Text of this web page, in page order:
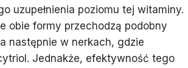
uzupełnienia poziomu tej witaminy.
obie formy przechodzą podobny
następnie w nerkach, gdzie
Jednakże, efektywność tego